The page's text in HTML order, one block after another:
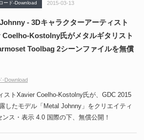
ード-Download 2015-03-13
- 3Dキャラクターアーティスト
Coelho-Kostolny氏がメタルギタリスト
Toolbag 2シーンファイルを無償
-Download
ストXavier Coelho-Kostolny氏が、GDC 2015
したモデル「Metal Johnny」をクリエイティ
ス・表示 4.0 国際の下、無償公開！